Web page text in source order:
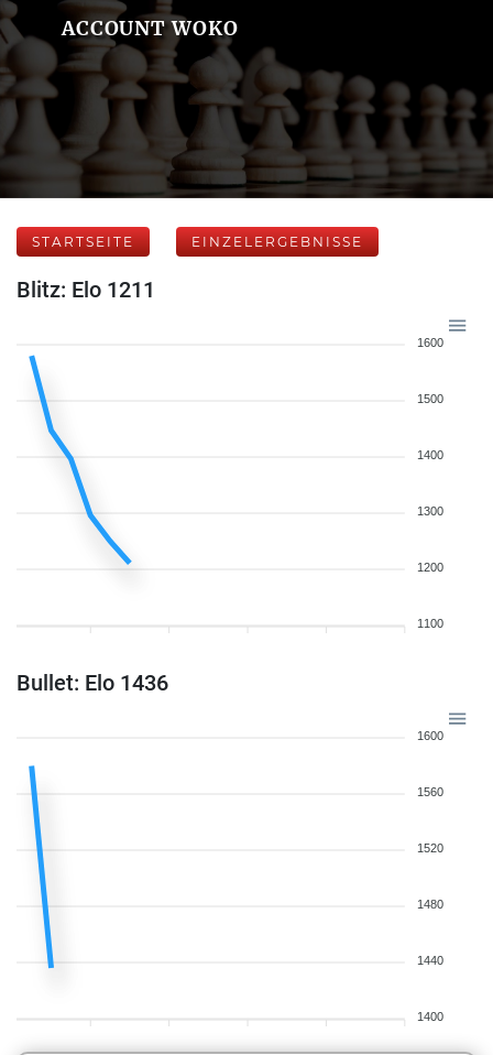
ACCOUNT WOKO
STARTSEITE EINZELERGEBNISSE
Blitz: Elo 1211
1600
1500
1400
1300
1200
1100
Bullet: Elo 1436
1600
1560
1520
1480
1440
1400